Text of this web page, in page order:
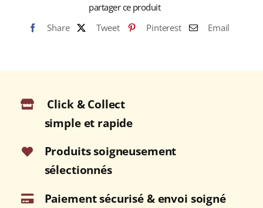
partager ce produit
Share
Tweet Pinterest Email
Click & Collect
simple et rapide
Produits soigneusement
sélectionnés
Paiement sécurisé & envoi soigné